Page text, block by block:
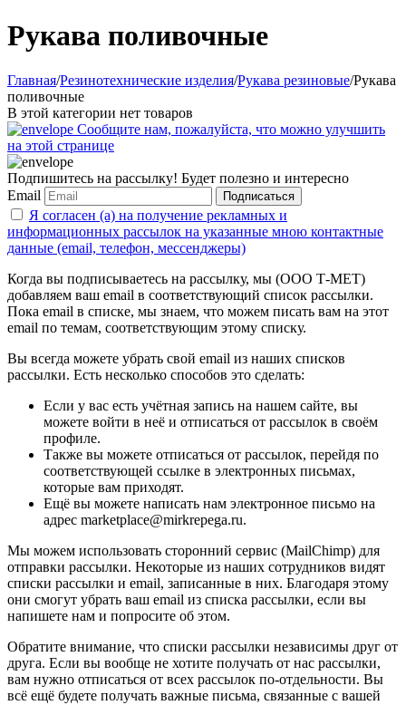
Рукава поливочные
Главная/Резинотехнические изделия/Рукава резиновые/Рукава
поливочные
В этой категории нет товаров
Сообщите нам, пожалуйста, что можно улучшить
на этой странице
Подпишитесь на рассылку! Будет полезно и интересно
Email
Подписаться
Я согласен (а) на получение рекламных и
информационных рассылок на указанные мною контактные
данные (email, телефон, мессенджеры)
Когда вы подписываетесь на рассылку, мы (ООО Т-МЕТ)
добавляем ваш email в соответствующий список рассылки.
Пока email в списке, мы знаем, что можем писать вам на этот
email по темам, соответствующим этому списку.
Вы всегда можете убрать свой email из наших списков
рассылки. Есть несколько способов это сделать:
Если у вас есть учётная запись на нашем сайте, вы
можете войти в неё и отписаться от рассылок в своём
профиле.
Также вы можете отписаться от рассылок, перейдя по
соответствующей ссылке в электронных письмах,
которые вам приходят.
Ещё вы можете написать нам электронное письмо на
адрес marketplace@mirkrepega.ru.
Мы можем использовать сторонний сервис (MailChimp) для
отправки рассылки. Некоторые из наших сотрудников видят
списки рассылки и email, записанные в них. Благодаря этому
они смогут убрать ваш email из списка рассылки, если вы
напишете нам и попросите об этом.
Обратите внимание, что списки рассылки независимы друг от
друга. Если вы вообще не хотите получать от нас рассылки,
вам нужно отписаться от всех рассылок по-отдельности. Вы
всё ещё будете получать важные письма, связанные с вашей